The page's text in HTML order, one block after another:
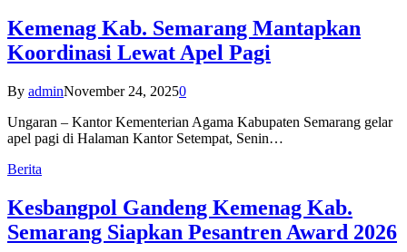
Kemenag Kab. Semarang Mantapkan
Koordinasi Lewat Apel Pagi
By adminNovember 24, 20250
Ungaran – Kantor Kementerian Agama Kabupaten Semarang gelar
apel pagi di Halaman Kantor Setempat, Senin…
Berita
Kesbangpol Gandeng Kemenag Kab.
Semarang Siapkan Pesantren Award 2026